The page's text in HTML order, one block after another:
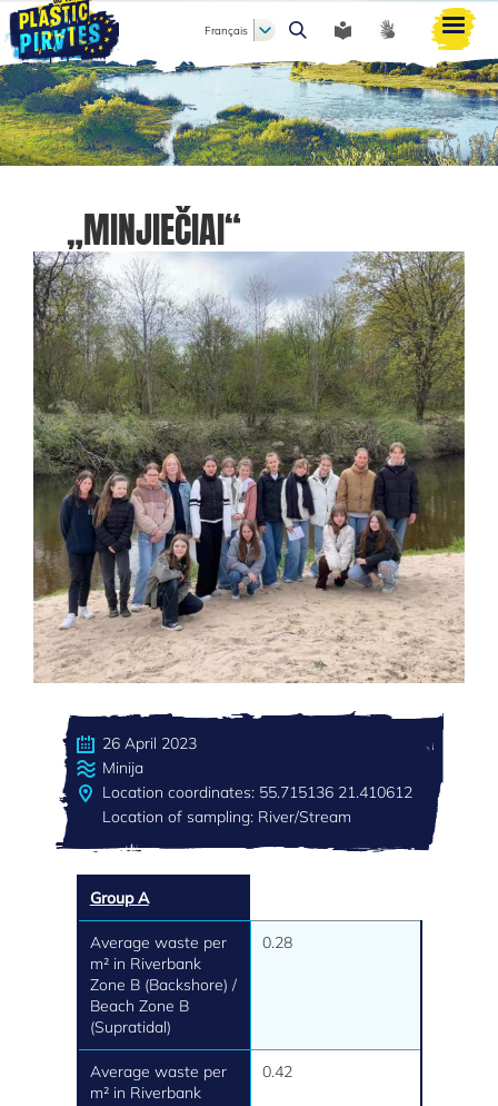
Rechercher
Français
„MINJIEČIAI“
26 April 2023
Minija
Location coordinates: 55.715136 21.410612
Location of sampling: River/Stream
Group A
Average waste per
m² in Riverbank
Zone B (Backshore) /
Beach Zone B
(Supratidal)
0.28
Average waste per
m² in Riverbank
0.42